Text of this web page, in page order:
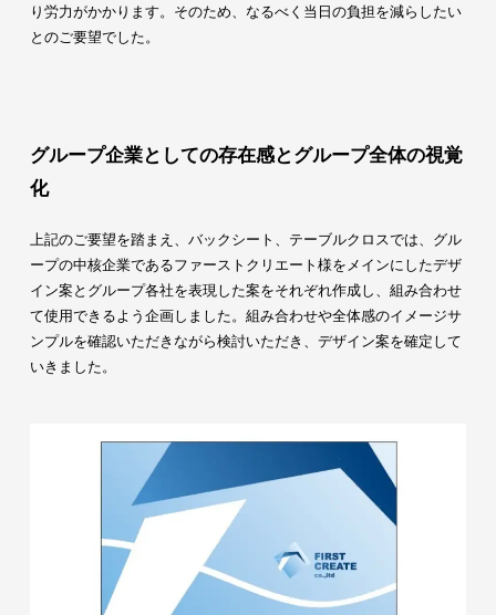
り労力がかかります。そのため、なるべく当日の負担を減らしたい
とのご要望でした。
グループ企業としての存在感とグループ全体の視覚
化
上記のご要望を踏まえ、バックシート、テーブルクロスでは、グル
ープの中核企業であるファーストクリエート様をメインにしたデザ
イン案とグループ各社を表現した案をそれぞれ作成し、組み合わせ
て使用できるよう企画しました。組み合わせや全体感のイメージサ
ンプルを確認いただきながら検討いただき、デザイン案を確定して
いきました。